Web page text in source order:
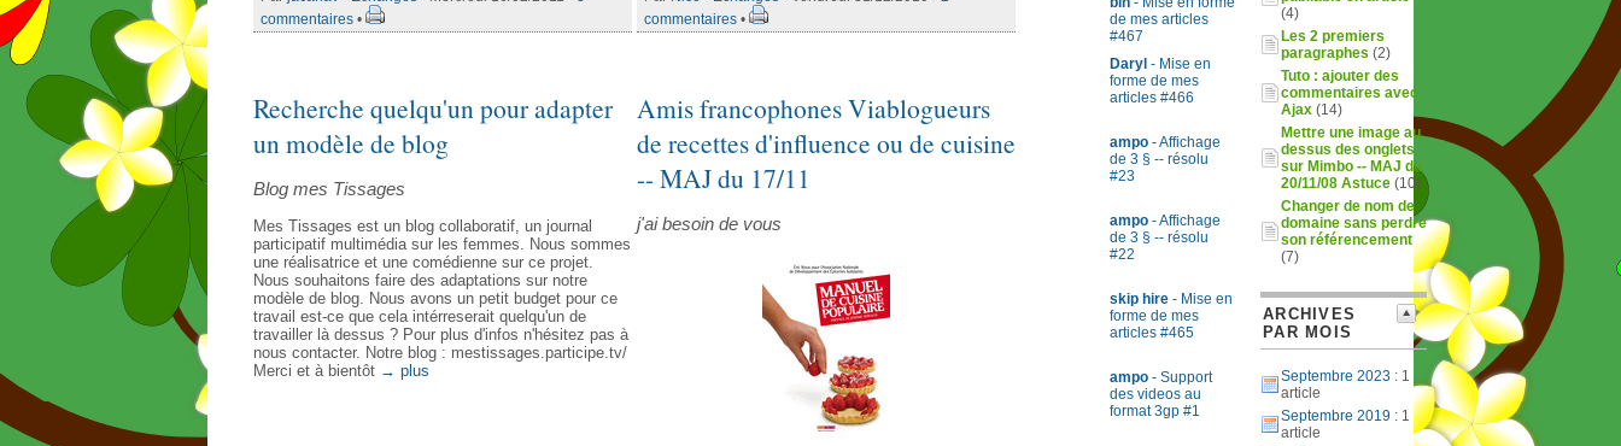
commentaires •
commentaires •
Recherche quelqu'un pour adapter
un modèle de blog
Blog mes Tissages
Mes Tissages est un blog collaboratif, un journal
participatif multimédia sur les femmes. Nous sommes
une réalisatrice et une comédienne sur ce projet.
Nous souhaitons faire des adaptations sur notre
modèle de blog. Nous avons un petit budget pour ce
travail est-ce que cela intérreserait quelqu'un de
travailler là dessus ? Pour plus d'infos n'hésitez pas à
nous contacter. Notre blog : mestissages.participe.tv/
Merci et à bientôt → plus
Amis francophones Viablogueurs
de recettes d'influence ou de cuisine
-- MAJ du 17/11
j'ai besoin de vous
de mes articles
#467
Daryl - Mise en
forme de mes
articles #466
ampo - Affichage
de 3 § -- résolu
#23
ampo - Affichage
de 3 § -- résolu
#22
skip hire - Mise en
forme de mes
articles #465
ampo - Support
des videos au
format 3gp #1
(4)
Les 2 premiers
paragraphes (2)
Tuto : ajouter des
commentaires avec
Ajax (14)
Mettre une image au
dessus des onglets
sur Mimbo -- MAJ du
20/11/08 Astuce (10)
Changer de nom de
domaine sans perdre
son référencement
(7)
ARCHIVES
PAR MOIS
Septembre 2023 : 1
article
Septembre 2019 : 1
article